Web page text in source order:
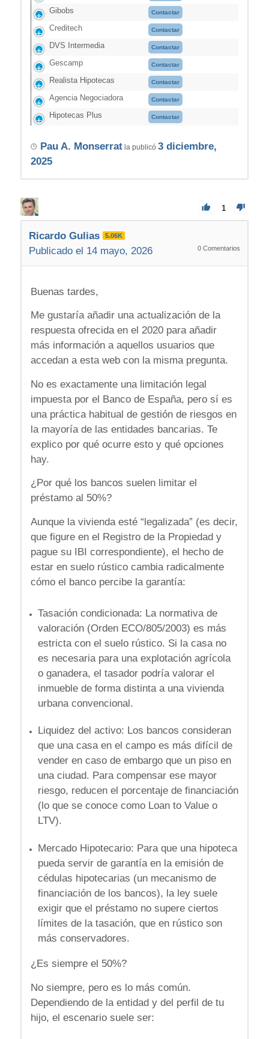
Gibobs Contactar
Creditech Contactar
DVS Intermedia Contactar
Gescamp Contactar
Realista Hipotecas Contactar
Agencia Negociadora Contactar
Hipotecas Plus Contactar
Pau A. Monserratla publicó 3 diciembre,
2025
1
Ricardo Gulias 5.06K
Publicado el 14 mayo, 2026 0 Comentarios
Buenas tardes,
Me gustaría añadir una actualización de la
respuesta ofrecida en el 2020 para añadir
más información a aquellos usuarios que
accedan a esta web con la misma pregunta.
No es exactamente una limitación legal
impuesta por el Banco de España, pero sí es
una práctica habitual de gestión de riesgos en
la mayoría de las entidades bancarias. Te
explico por qué ocurre esto y qué opciones
hay.
¿Por qué los bancos suelen limitar el
préstamo al 50%?
Aunque la vivienda esté “legalizada” (es decir,
que figure en el Registro de la Propiedad y
pague su IBI correspondiente), el hecho de
estar en suelo rústicocambia radicalmente
cómo el banco percibe la garantía:
Tasación condicionada: La normativa de
valoración (Orden ECO/805/2003) es más
estricta con el suelo rústico. Si la casa no
es necesaria para una explotación agrícola
o ganadera, el tasador podría valorar el
inmueble de forma distinta a una vivienda
urbana convencional.
Liquidez del activo: Los bancos consideran
que una casa en el campo es más difícil de
vender en caso de embargo que un piso en
una ciudad. Para compensar ese mayor
riesgo, reducen el porcentaje de financiación
(lo que se conoce como Loan to Value o
LTV).
Mercado Hipotecario: Para que una hipoteca
pueda servir de garantía en la emisión de
cédulas hipotecarias (un mecanismo de
financiación de los bancos), la ley suele
exigir que el préstamo no supere ciertos
límites de la tasación, que en rústico son
más conservadores.
¿Es siempre el 50%?
No siempre, pero es lo más común.
Dependiendo de la entidad y del perfil de tu
hijo, el escenario suele ser: